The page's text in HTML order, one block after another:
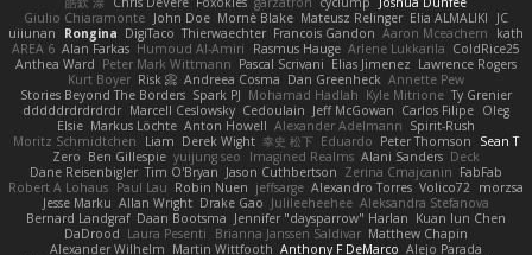
Giulio Chiaramonte John Doe Mornè Blake Mateusz Relinger Elia ALMALIKI
JC
uiiunan
Rongina DigiTaco Thierwaechter Francois Gandon Aaron Mceachern
kath
AREA 6 Alan Farkas Humoud Al-Amiri Rasmus Hauge Arlene Lukkarila ColdRice25
Anthea Ward Peter Mark Wittmann Pascal Scrivani Elias Jimenez Lawrence Rogers
Kurt Boyer Risk 📀 Andreea Cosma Dan Greenheck Annette Pew
Stories Beyond The Borders Spark PJ Mohamad Hadlah Kyle Mitrione Ty Grenier
dddddrdrdrdrdr Marcell Ceslowsky Cedoulain Jeff McGowan Carlos Filipe Oleg
Elsie Markus Löchte Anton Howell Alexander Adelmann Spirit-Rush
Moritz Schmidtchen
Liam Derek Wight 幸史 松下 Eduardo Peter Thomson
Sean T
Zero Ben Gillespie yuijung seo Imagined Realms Alani Sanders Deck
Dane Reisenbigler Tim O'Bryan Jason Cuthbertson Zerina Cmajcanin FabFab
Robert A Lohaus Paul Lau Robin Nuen jeffsarge Alexandro Torres Volico72 morzsa
Jesse Marku Allan Wright Drake Gao Julileeheehee Aleksandra Stefanova
Bernard Landgraf Daan Bootsma Jennifer "daysparrow" Harlan Kuan lun Chen
DaDrood Laura Pesenti Brianna Janssen Saldivar Matthew Chapin
Alexander Wilhelm Martin Wittfooth Anthony F DeMarco Alejo Parada